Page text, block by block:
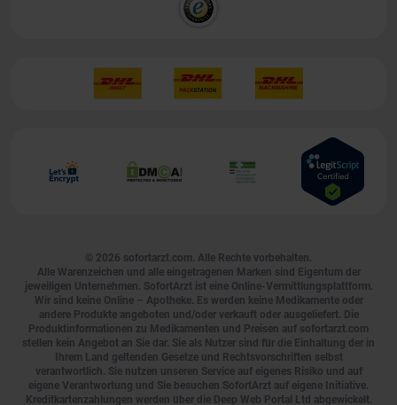
© 2026 sofortarzt.com. Alle Rechte vorbehalten.
Alle Warenzeichen und alle eingetragenen Marken sind Eigentum der
jeweiligen Unternehmen. SofortArzt ist eine Online-Vermittlungsplattform.
Wir sind keine Online – Apotheke. Es werden keine Medikamente oder
andere Produkte angeboten und/oder verkauft oder ausgeliefert. Die
Produktinformationen zu Medikamenten und Preisen auf sofortarzt.com
stellen kein Angebot an Sie dar. Sie als Nutzer sind für die Einhaltung der in
Ihrem Land geltenden Gesetze und Rechtsvorschriften selbst
verantwortlich. Sie nutzen unseren Service auf eigenes Risiko und auf
eigene Verantwortung und Sie besuchen SofortArzt auf eigene Initiative.
Kreditkartenzahlungen werden über die Deep Web Portal Ltd abgewickelt.